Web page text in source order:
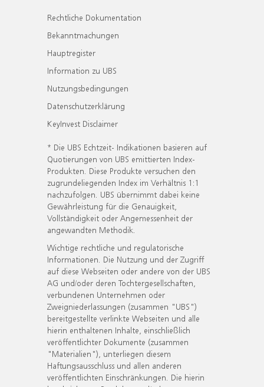
Rechtliche Dokumentation
Bekanntmachungen
Hauptregister
Information zu UBS
Nutzungsbedingungen
Datenschutzerklärung
KeyInvest Disclaimer
* Die UBS Echtzeit- Indikationen basieren auf
Quotierungen von UBS emittierten Index-
Produkten. Diese Produkte versuchen den
zugrundeliegenden Index im Verhältnis 1:1
nachzufolgen. UBS übernimmt dabei keine
Gewährleistung für die Genauigkeit,
Vollständigkeit oder Angemessenheit der
angewandten Methodik.
Wichtige rechtliche und regulatorische
Informationen. Die Nutzung und der Zugriff
auf diese Webseiten oder andere von der UBS
AG und/oder deren Tochtergesellschaften,
verbundenen Unternehmen oder
Zweigniederlassungen (zusammen "UBS")
bereitgestellte verlinkte Webseiten und alle
hierin enthaltenen Inhalte, einschließlich
veröffentlichter Dokumente (zusammen
"Materialien"), unterliegen diesem
Haftungsausschluss und allen anderen
veröffentlichten Einschränkungen. Die hierin